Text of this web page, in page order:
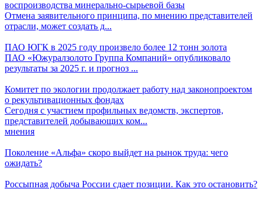
воспроизводства минерально-сырьевой базы
Отмена заявительного принципа, по мнению представителей
отрасли, может создать д...
ПАО ЮГК в 2025 году произвело более 12 тонн золота
ПАО «Южуралзолото Группа Компаний» опубликовало
результаты за 2025 г. и прогноз ...
Комитет по экологии продолжает работу над законопроектом
о рекультивационных фондах
Сегодня с участием профильных ведомств, экспертов,
представителей добывающих ком...
мнения
Поколение «Альфа» скоро выйдет на рынок труда: чего
ожидать?
Россыпная добыча России сдает позиции. Как это остановить?